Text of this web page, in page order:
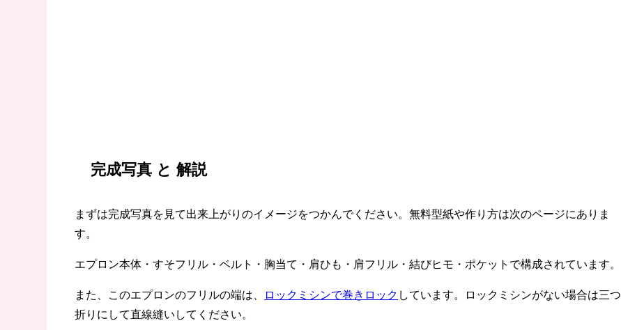
完成写真 と 解説
まずは完成写真を見て出来上がりのイメージをつかんでください。無料型紙や作り方は次のページにありま
す。
エプロン本体・すそフリル・ベルト・胸当て・肩ひも・肩フリル・結びヒモ・ポケットで構成されています。
また、このエプロンのフリルの端は、 ロックミシンで巻きロック しています。ロックミシンがない場合は三つ
折りにして直線縫いしてください。